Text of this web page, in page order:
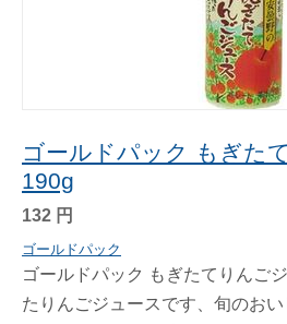
ゴールドパック もぎた
190g
132 円
ゴールドパック
ゴールドパック もぎたてりんご
たりんごジュースです、旬のお